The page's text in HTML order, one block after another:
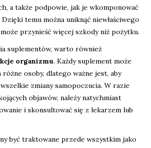
a także podpowie, jak je wkomponować
temu można uniknąć niewłaściwego
przynieść więcej szkody niż pożytku.
suplementów, warto również
organizmu. Każdy suplement może
różne osoby, dlatego ważne jest, aby
zmiany samopoczucia. W razie
objawów, należy natychmiast
i skonsultować się z lekarzem lub
być traktowane przede wszystkim jako